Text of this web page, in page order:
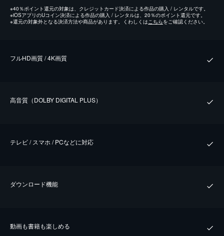
※40％ポイント還元の対象は、クレジットカード決済による作品の購入 / レンタルです。
※iOSアプリのUコイン決済による作品の購入 / レンタルは、20％のポイント還元です。
※還元の対象外となる決済方法や商品があります。くわしくはこちらをご確認ください。
フルHD画質 / 4K画質
⾼⾳質（DOLBY DIGITAL PLUS）
テレビ / スマホ / PCなどに対応
ダウンロード機能
動画も書籍も楽しめる